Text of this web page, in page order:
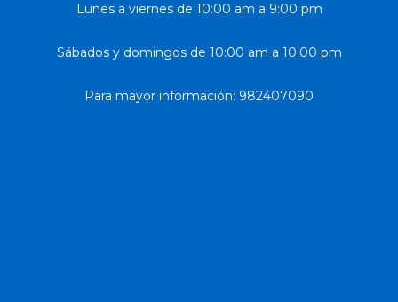
Lunes a viernes de 10:00 am a 9:00 pm
Sábados y domingos de 10:00 am a 10:00 pm
Para mayor información: 982407090